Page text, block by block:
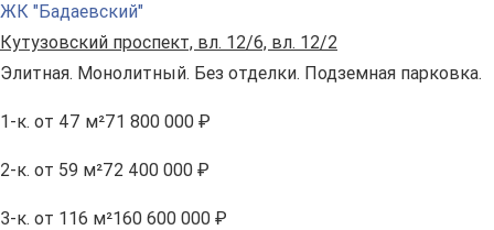
ЖК "Бадаевский"
Кутузовский проспект, вл. 12/6, вл. 12/2
Элитная. Монолитный. Без отделки. Подземная парковка.
1-к. от 47 м²71 800 000 ₽
2-к. от 59 м²72 400 000 ₽
3-к. от 116 м²160 600 000 ₽